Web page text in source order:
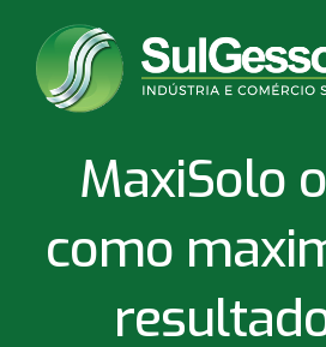
content
MaxiSolo
como